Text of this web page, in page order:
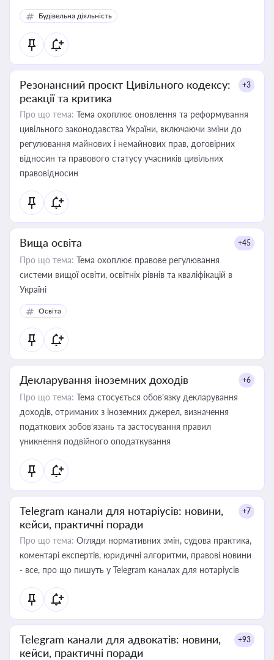
Будівельна діяльність
Резонансний проєкт Цивільного кодексу:
реакції та критика
+3
Про що тема: Тема охоплює оновлення та реформування
цивільного законодавства України, включаючи зміни до
регулювання майнових і немайнових прав, договірних
відносин та правового статусу учасників цивільних
правовідносин
Вища освіта +45
Про що тема: Тема охоплює правове регулювання
системи вищої освіти, освітніх рівнів та кваліфікацій в
Україні
Освіта
Декларування іноземних доходів +6
Про що тема: Тема стосується обов’язку декларування
доходів, отриманих з іноземних джерел, визначення
податкових зобов’язань та застосування правил
уникнення подвійного оподаткування
Telegram канали для нотаріусів: новини,
кейси, практичні поради
+7
Про що тема: Огляди нормативних змін, судова практика,
коментарі експертів, юридичні алгоритми, правові новини
- все, про що пишуть у Telegram каналах для нотаріусів
Telegram канали для адвокатів: новини,
кейси, практичні поради
+93